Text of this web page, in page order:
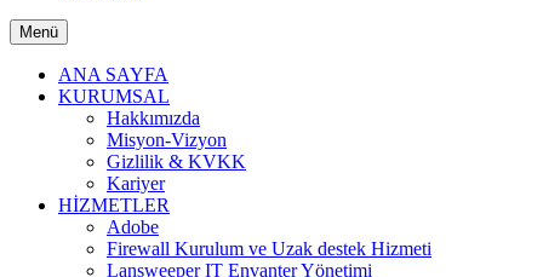
Menü
ANA SAYFA
KURUMSAL
Hakkımızda
Misyon-Vizyon
Gizlilik & KVKK
Kariyer
HİZMETLER
Adobe
Firewall Kurulum ve Uzak destek Hizmeti
Lansweeper IT Envanter Yönetimi